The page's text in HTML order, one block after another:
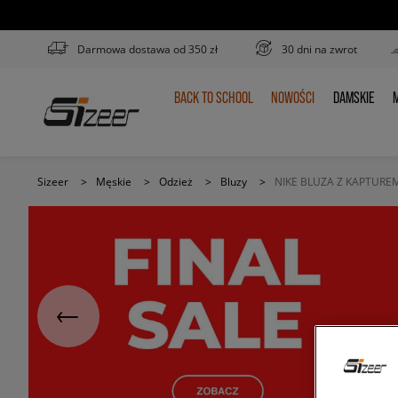
Darmowa dostawa od 350 zł 30 dni na zwrot
BACK
BACK TO SCHOOL NOWOŚCI
NOWOŚCI DAMSKIE
DAMSKIE
Sizeer > Męskie > Odzież > Bluzy > NIKE BLUZA Z